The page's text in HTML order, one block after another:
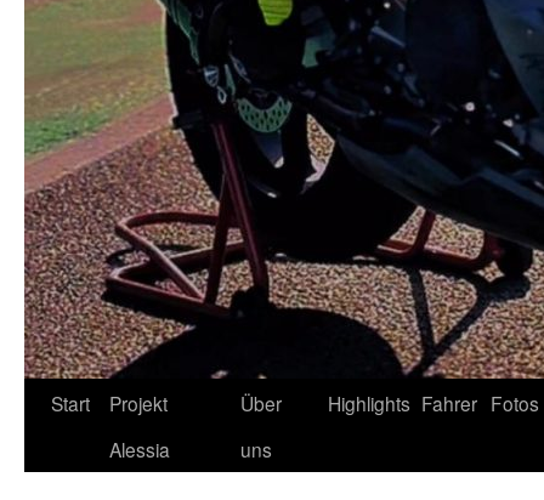
Zum
Start
Projekt
Alessia
Über
uns
Highlights Fahrer Fotos